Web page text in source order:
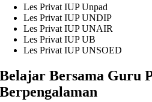
Les Privat IUP Unpad
Les Privat IUP UNDIP
Les Privat IUP UNAIR
Les Privat IUP UB
Les Privat IUP UNSOED
Belajar Bersama Guru
Berpengalaman